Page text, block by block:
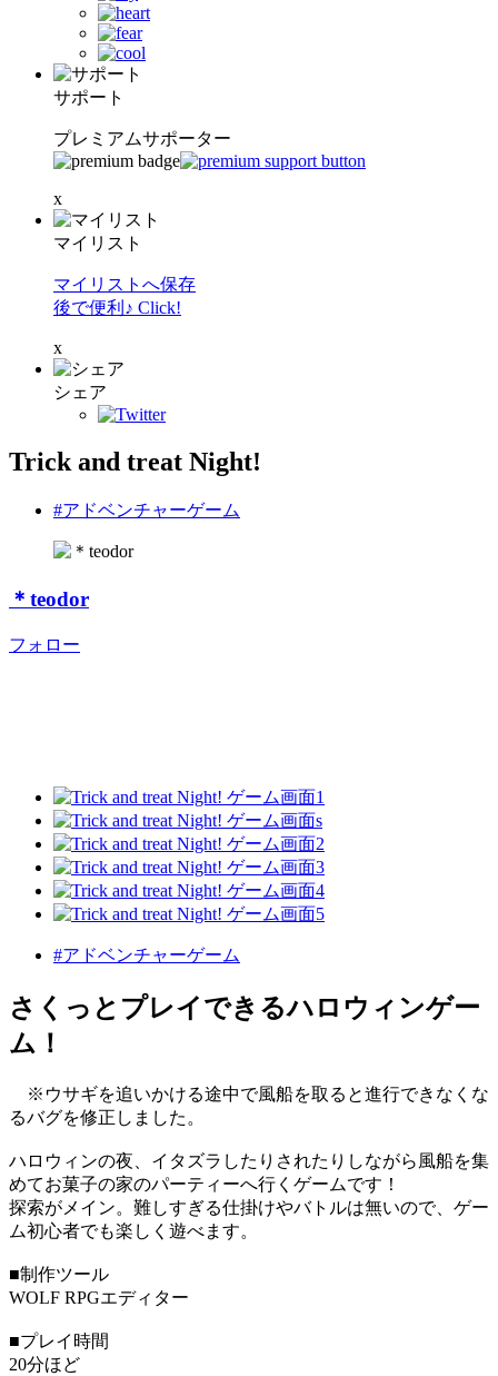
サポート
プレミアムサポーター
x
マイリスト
マイリストへ保存
後で便利♪ Click!
x
シェア
Trick and treat Night!
#アドベンチャーゲーム
＊teodor
フォロー
#アドベンチャーゲーム
さくっとプレイできるハロウィンゲー
ム！
※ウサギを追いかける途中で風船を取ると進行できなくな
るバグを修正しました。
ハロウィンの夜、イタズラしたりされたりしながら風船を集
めてお菓子の家のパーティーへ行くゲームです！
探索がメイン。難しすぎる仕掛けやバトルは無いので、ゲー
ム初心者でも楽しく遊べます。
■制作ツール
WOLF RPGエディター
■プレイ時間
20分ほど